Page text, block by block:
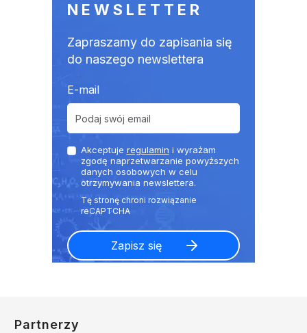
NEWSLETTER
Zapraszamy do zapisania się
do naszego newslettera
E-mail
Akceptuje regulamin i wyrażam
zgodę naprzetwarzanie powyższych
danych osobowych w celu
otrzymywania newslettera.
Partnerzy